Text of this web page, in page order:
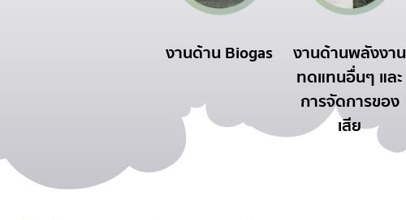
งานด้าน Biogas
งานด้านพลังงาน
ทดแทนอื่นๆ และ
การจัดการของ
เสีย